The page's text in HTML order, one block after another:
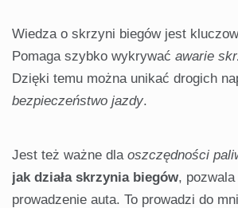
Wiedza o skrzyni biegów jest
Pomaga szybko wykrywać awarie
Dzięki temu można unikać drogich
bezpieczeństwo jazdy.
Jest też ważne dla oszczędności
jak działa skrzynia biegów,
prowadzenie auta. To prowadzi do